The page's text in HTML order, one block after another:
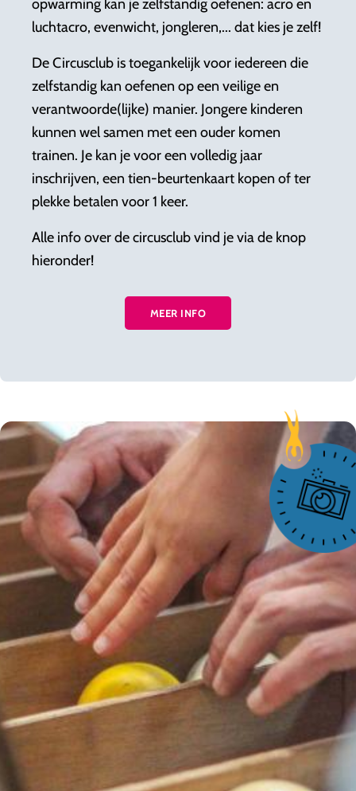
opwarming kan je zelfstandig oefenen: acro en
luchtacro, evenwicht, jongleren,... dat kies je zelf!
De Circusclub is toegankelijk voor iedereen die
zelfstandig kan oefenen op een veilige en
verantwoorde(lijke) manier. Jongere kinderen
kunnen wel samen met een ouder komen
trainen. Je kan je voor een volledig jaar
inschrijven, een tien-beurtenkaart kopen of ter
plekke betalen voor 1 keer.
Alle info over de circusclub vind je via de knop
hieronder!
MEER INFO